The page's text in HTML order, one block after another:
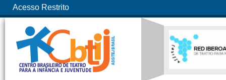
Acesso Restrito